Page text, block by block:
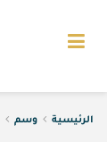
الرئيسية وسم